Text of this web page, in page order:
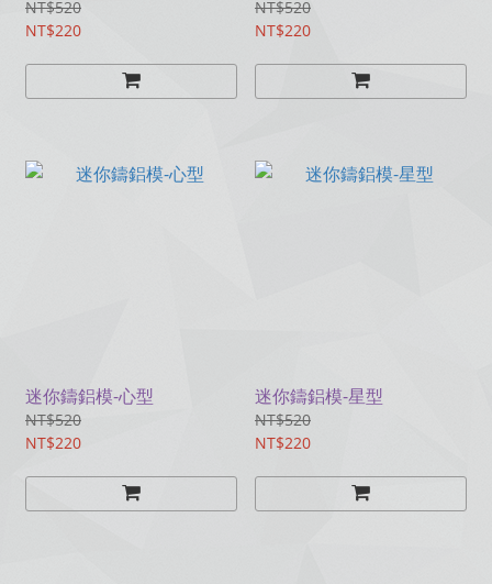
NT$520
NT$220
NT$520
NT$220
迷你鑄鋁模-心型
NT$520
NT$220
迷你鑄鋁模-星型
NT$520
NT$220